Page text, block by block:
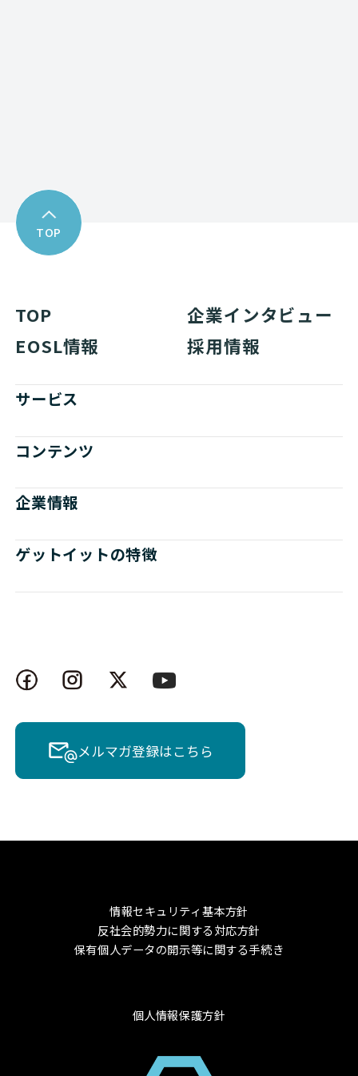
TOP
TOP
企業インタビュー
EOSL情報
採用情報
サービス
コンテンツ
企業情報
ゲットイットの特徴
メルマガ登録はこちら
情報セキュリティ基本方針
反社会的勢力に関する対応方針
保有個人データの開示等に関する手続き
個人情報保護方針